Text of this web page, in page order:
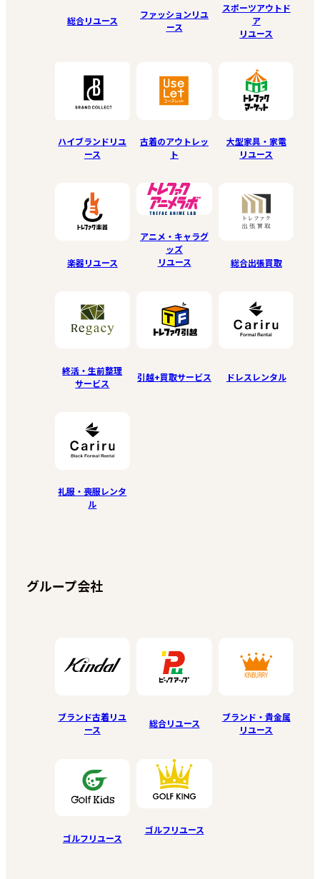
総合リユース
ファッションリユ
ース
スポーツアウトド
ア
リユース
ハイブランドリユ
ース
古着のアウトレッ
ト
大型家具・家電
リユース
楽器リユース
アニメ・キャラグ
ッズ
リユース
総合出張買取
終活・生前整理
サービス
引越+買取サービス ドレスレンタル
礼服・喪服レンタ
ル
グループ会社
ブランド古着リユ
ース
総合リユース
ブランド・貴金属
リユース
ゴルフリユース
ゴルフリユース